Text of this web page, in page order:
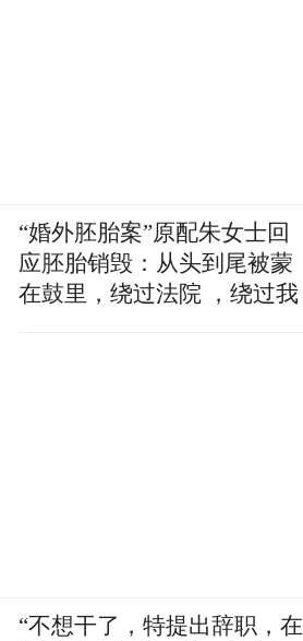
“婚外胚胎案”原配朱女士回
应胚胎销毁：从头到尾被蒙
在鼓里，绕过法院 ，绕过我
“不想干了，特提出辞职，在